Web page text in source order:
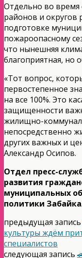
Отдельно во время
районов и округов
подготовке
пожароопасному
что нынешняя
благоприятная, но
«Тот вопрос,
первостепенное
на все 100%. Это
защищенности
жилищно-
непосредственно
других важных и
Александр Осипов.
Отдел пресс-
развития
муниципальных
политики
предыдущая запись
культуры ждём
специалистов
следующая запись